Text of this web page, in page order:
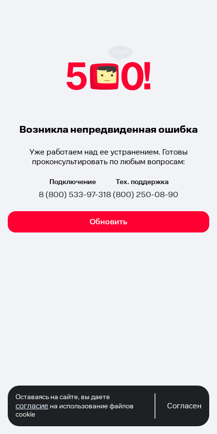
Возникла непредвиденная ошибка
Уже работаем над ее устранением. Готовы
проконсультировать по любым вопросам:
Подключение
8 (800) 533-97-31
Тех. поддержка
8 (800) 250-08-90
Обновить
Оставаясь на сайте, вы даете
согласие на использование файлов
cookie
Согласен